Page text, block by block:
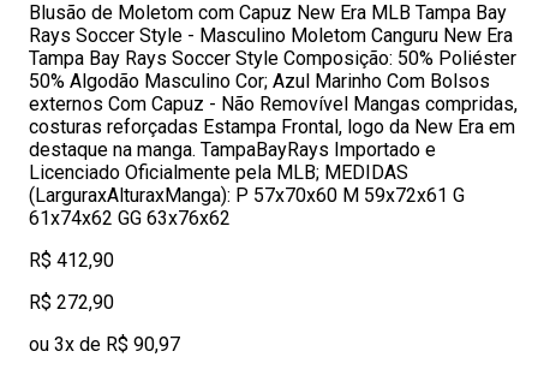
Blusão de Moletom com Capuz New Era MLB Tampa Bay
Rays Soccer Style - Masculino Moletom Canguru New Era
Tampa Bay Rays Soccer Style Composição: 50% Poliéster
50% Algodão Masculino Cor; Azul Marinho Com Bolsos
externos Com Capuz - Não Removível Mangas compridas,
costuras reforçadas Estampa Frontal, logo da New Era em
destaque na manga. TampaBayRays Importado e
Licenciado Oficialmente pela MLB; MEDIDAS
(LarguraxAlturaxManga): P 57x70x60 M 59x72x61 G
61x74x62 GG 63x76x62
R$ 412,90
R$ 272,90
ou 3x de R$ 90,97